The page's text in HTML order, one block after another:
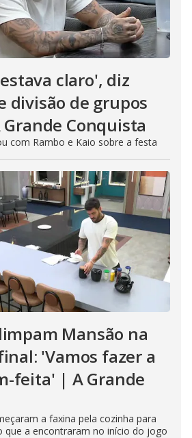
claro', diz
divisão de grupos
Conquista
com Rambo e Kaio sobre a festa
Mansão na
'Vamos fazer a
feita' | A Grande
a faxina pela cozinha para
que a encontraram no início do jogo